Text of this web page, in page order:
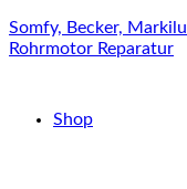
Somfy, Becker,
Rohrmotor Reparatur
Shop